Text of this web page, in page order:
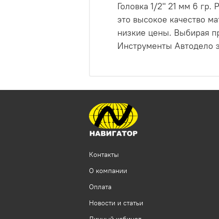
Головка 1/2" 21 мм 6
это высокое качество
низкие цены. Выбирая
Инструменты Автодело
Контакты
О компании
Оплата
Новости и статьи